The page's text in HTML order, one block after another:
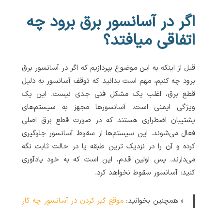
اگر در آسانسور برق برود چه
اتفاقی میافتد؟
قبل از اینکه به این موضوع بپردازیم که اگر در آسانسور برق
برود چه کنیم، مهم است بدانید که توقف آسانسور به دلیل
قطع برق، اغلب یک مشکل فنی جدی نیست. این یک
ویژگی ایمنی است. آسانسورها مجهز به سیستم‌های
پشتیبان اضطراری هستند که در صورت قطع برق اصلی
فعال می‌شوند. این سیستم‌ها از سقوط آسانسور جلوگیری
کرده و آن را در نزدیک ترین طبقه یا در حالت ثابت نگه
می‌دارند. پس اولین قدم، این است که به خود یادآوری
کنید: آسانسور سقوط نخواهد کرد.
« همچنین بخوانید:موقع گیر کردن در آسانسور چه کار